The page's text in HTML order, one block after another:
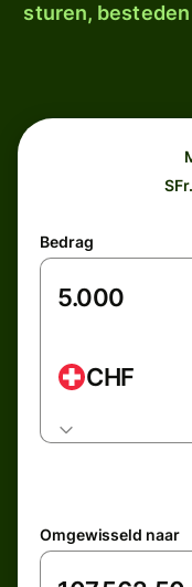
sturen,
Bedrag
CHF
Omgewisseld naar